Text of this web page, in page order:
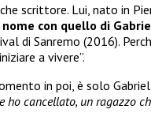
scrittore. Lui, nato in
con quello di
di Sanremo (2016).
a vivere”.
in poi, è solo Gabriel
ho cancellato, un ragazzo